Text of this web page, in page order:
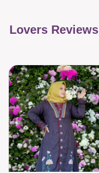
Lovers Reviews